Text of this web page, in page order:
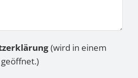
(wird in einem